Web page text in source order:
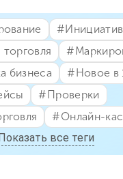
бизнеса
#⁣Новое в
#⁣Проверки
#⁣Онлайн-
Показать все теги